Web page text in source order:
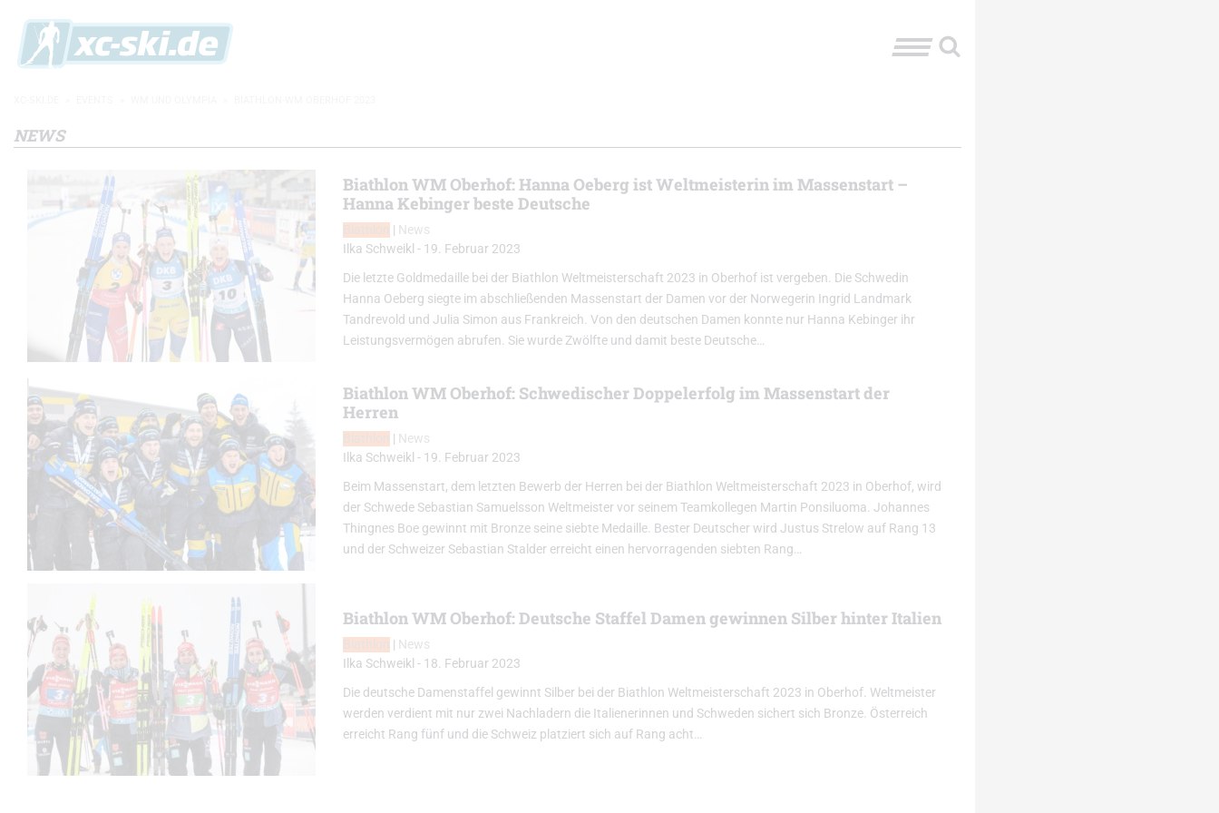
NEWS
Biathlon WM Oberhof: Hanna Oeberg ist Weltmeisterin im Massenstart –
Hanna Kebinger beste Deutsche
| News
Ilka Schweikl - 19. Februar 2023
Die letzte Goldmedaille bei der Biathlon Weltmeisterschaft 2023 in Oberhof ist vergeben. Die Schwedin
Hanna Oeberg siegte im abschließenden Massenstart der Damen vor der Norwegerin Ingrid Landmark
Tandrevold und Julia Simon aus Frankreich. Von den deutschen Damen konnte nur Hanna Kebinger ihr
Leistungsvermögen abrufen. Sie wurde Zwölfte und damit beste Deutsche…
Biathlon WM Oberhof: Schwedischer Doppelerfolg im Massenstart der
Herren
| News
Ilka Schweikl - 19. Februar 2023
Beim Massenstart, dem letzten Bewerb der Herren bei der Biathlon Weltmeisterschaft 2023 in Oberhof, wird
der Schwede Sebastian Samuelsson Weltmeister vor seinem Teamkollegen Martin Ponsiluoma. Johannes
Thingnes Boe gewinnt mit Bronze seine siebte Medaille. Bester Deutscher wird Justus Strelow auf Rang 13
und der Schweizer Sebastian Stalder erreicht einen hervorragenden siebten Rang…
Biathlon WM Oberhof: Deutsche Staffel Damen gewinnen Silber hinter Italien
| News
Ilka Schweikl - 18. Februar 2023
Die deutsche Damenstaffel gewinnt Silber bei der Biathlon Weltmeisterschaft 2023 in Oberhof. Weltmeister
werden verdient mit nur zwei Nachladern die Italienerinnen und Schweden sichert sich Bronze. Österreich
erreicht Rang fünf und die Schweiz platziert sich auf Rang acht…